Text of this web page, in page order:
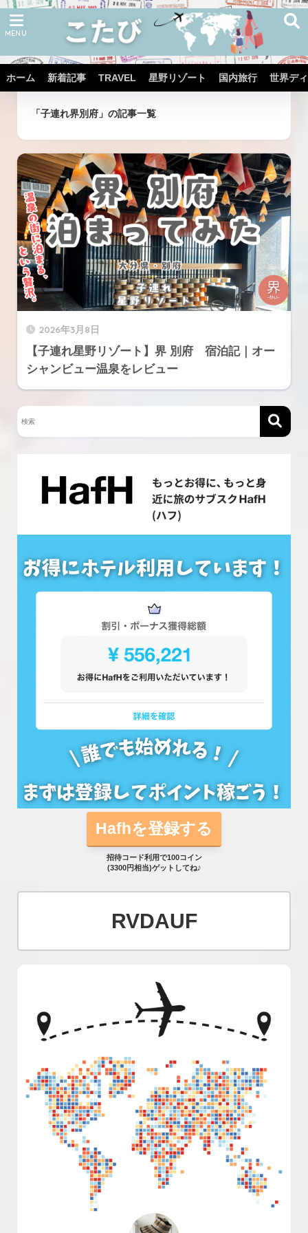
ホーム 新着記事 TRAVEL 星野リゾート 国内旅行 世界デ
ホーム タグ
「子連れ界別府」の記事一覧
2026年3月8日
【子連れ星野リゾート】界 別府 宿泊記｜オー
シャンビュー温泉をレビュー
Hafhを登録する
招待コード利用で100コイン
(3300円相当)ゲットしてね♪
RVDAUF